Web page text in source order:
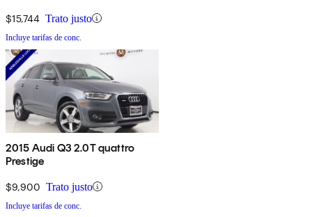
$15,744 Trato justo
Incluye tarifas de conc.
2015 Audi Q3 2.0T quattro
Prestige
$9,900 Trato justo
Incluye tarifas de conc.